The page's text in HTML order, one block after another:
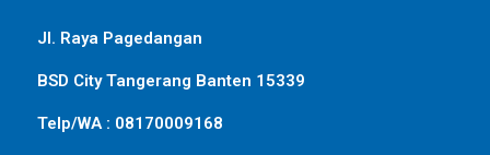
Jl. Raya Pagedangan
BSD City Tangerang Banten 15339
Telp/WA : 08170009168